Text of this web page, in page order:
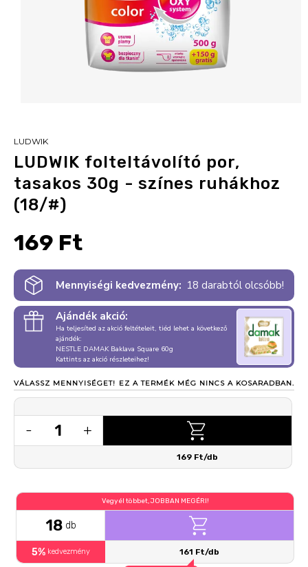
LUDWIK
LUDWIK folteltávolító por,
tasakos 30g - színes ruhákhoz
(18/#)
169 Ft
Mennyiségi kedvezmény: 18 darabtól olcsóbb!
Ajándék akció:
Ha teljesíted az akció feltételeit, tiéd lehet a következő
ajándék:
NESTLE DAMAK Baklava Square 60g
Kattints az akció részleteihez!
VÁLASSZ MENNYISÉGET! EZ A TERMÉK MÉG NINCS A KOSARADBAN.
- 1 +
169 Ft/db
Vegyél többet, JOBBAN MEGÉRI!
18db
5% kedvezmény 161 Ft/db